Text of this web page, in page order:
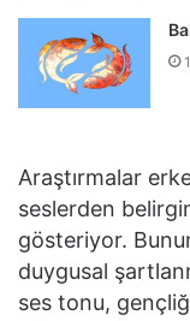
Araştırmalar
seslerden
gösteriyor.
duygusal
ses tonu,